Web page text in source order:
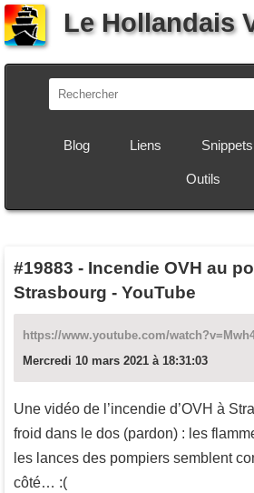
Le Hollandais
Blog Liens Snippets
Outils
#19883 - Incendie OVH au
Strasbourg - YouTube
https://www.youtube.com/
Mercredi 10 mars 2021 à 18:31:03
Une vidéo de l’incendie d’OVH à
froid dans le dos (pardon) : les
les lances des pompiers semblent
côté… :(